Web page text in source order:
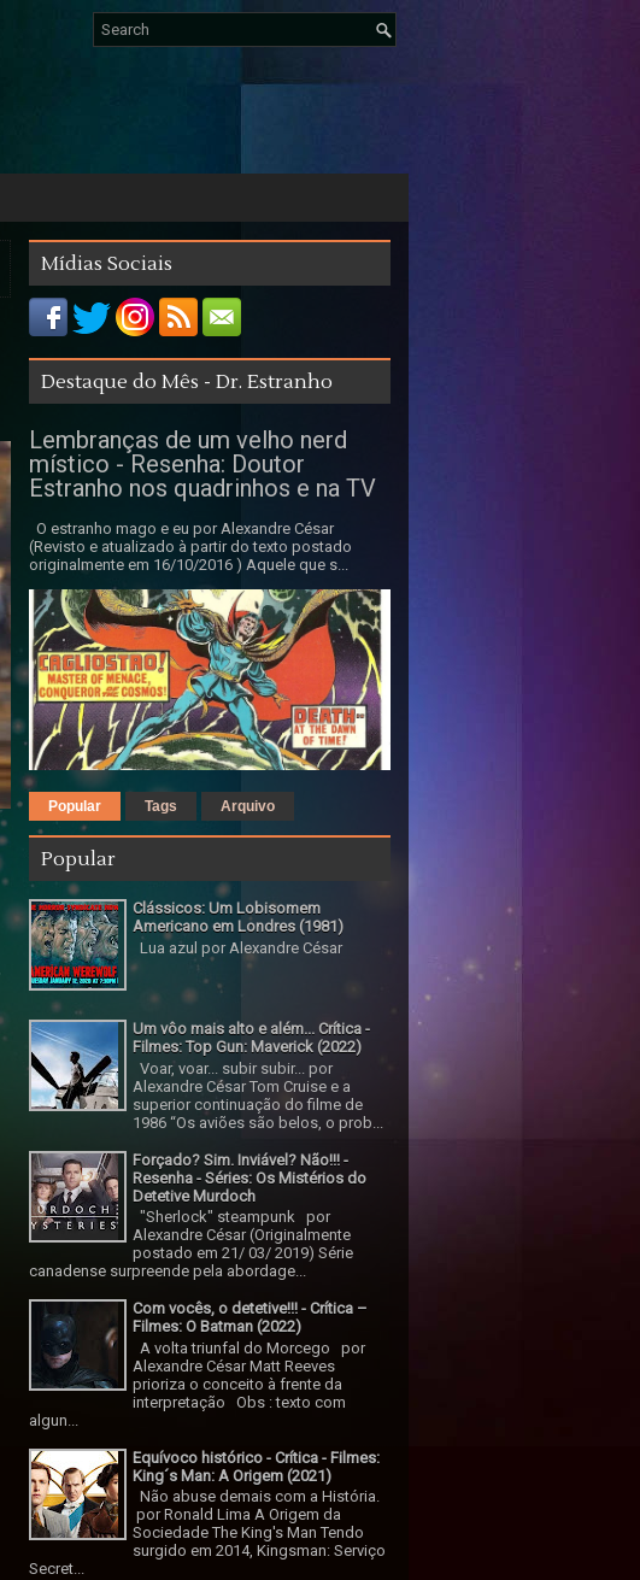
Mídias Sociais
Destaque do Mês - Dr. Estranho
Lembranças de um velho nerd
místico - Resenha: Doutor
Estranho nos quadrinhos e na TV
O estranho mago e eu por Alexandre César
(Revisto e atualizado à partir do texto postado
originalmente em 16/10/2016 ) Aquele que s...
Popular Tags Arquivo
Popular
Clássicos: Um Lobisomem
Americano em Londres (1981)
Lua azul por Alexandre César
Um vôo mais alto e além... Crítica -
Filmes: Top Gun: Maverick (2022)
Voar, voar... subir subir... por
Alexandre César Tom Cruise e a
superior continuação do filme de
1986 “Os aviões são belos, o prob...
Forçado? Sim. Inviável? Não!!! -
Resenha - Séries: Os Mistérios do
Detetive Murdoch
"Sherlock" steampunk por
Alexandre César (Originalmente
postado em 21/ 03/ 2019) Série
canadense surpreende pela abordage...
Com vocês, o detetive!!! - Crítica –
Filmes: O Batman (2022)
A volta triunfal do Morcego por
Alexandre César Matt Reeves
prioriza o conceito à frente da
interpretação Obs : texto com
algun...
Equívoco histórico - Crítica - Filmes:
King´s Man: A Origem (2021)
Não abuse demais com a História.
por Ronald Lima A Origem da
Sociedade The King's Man Tendo
surgido em 2014, Kingsman: Serviço
Secret...